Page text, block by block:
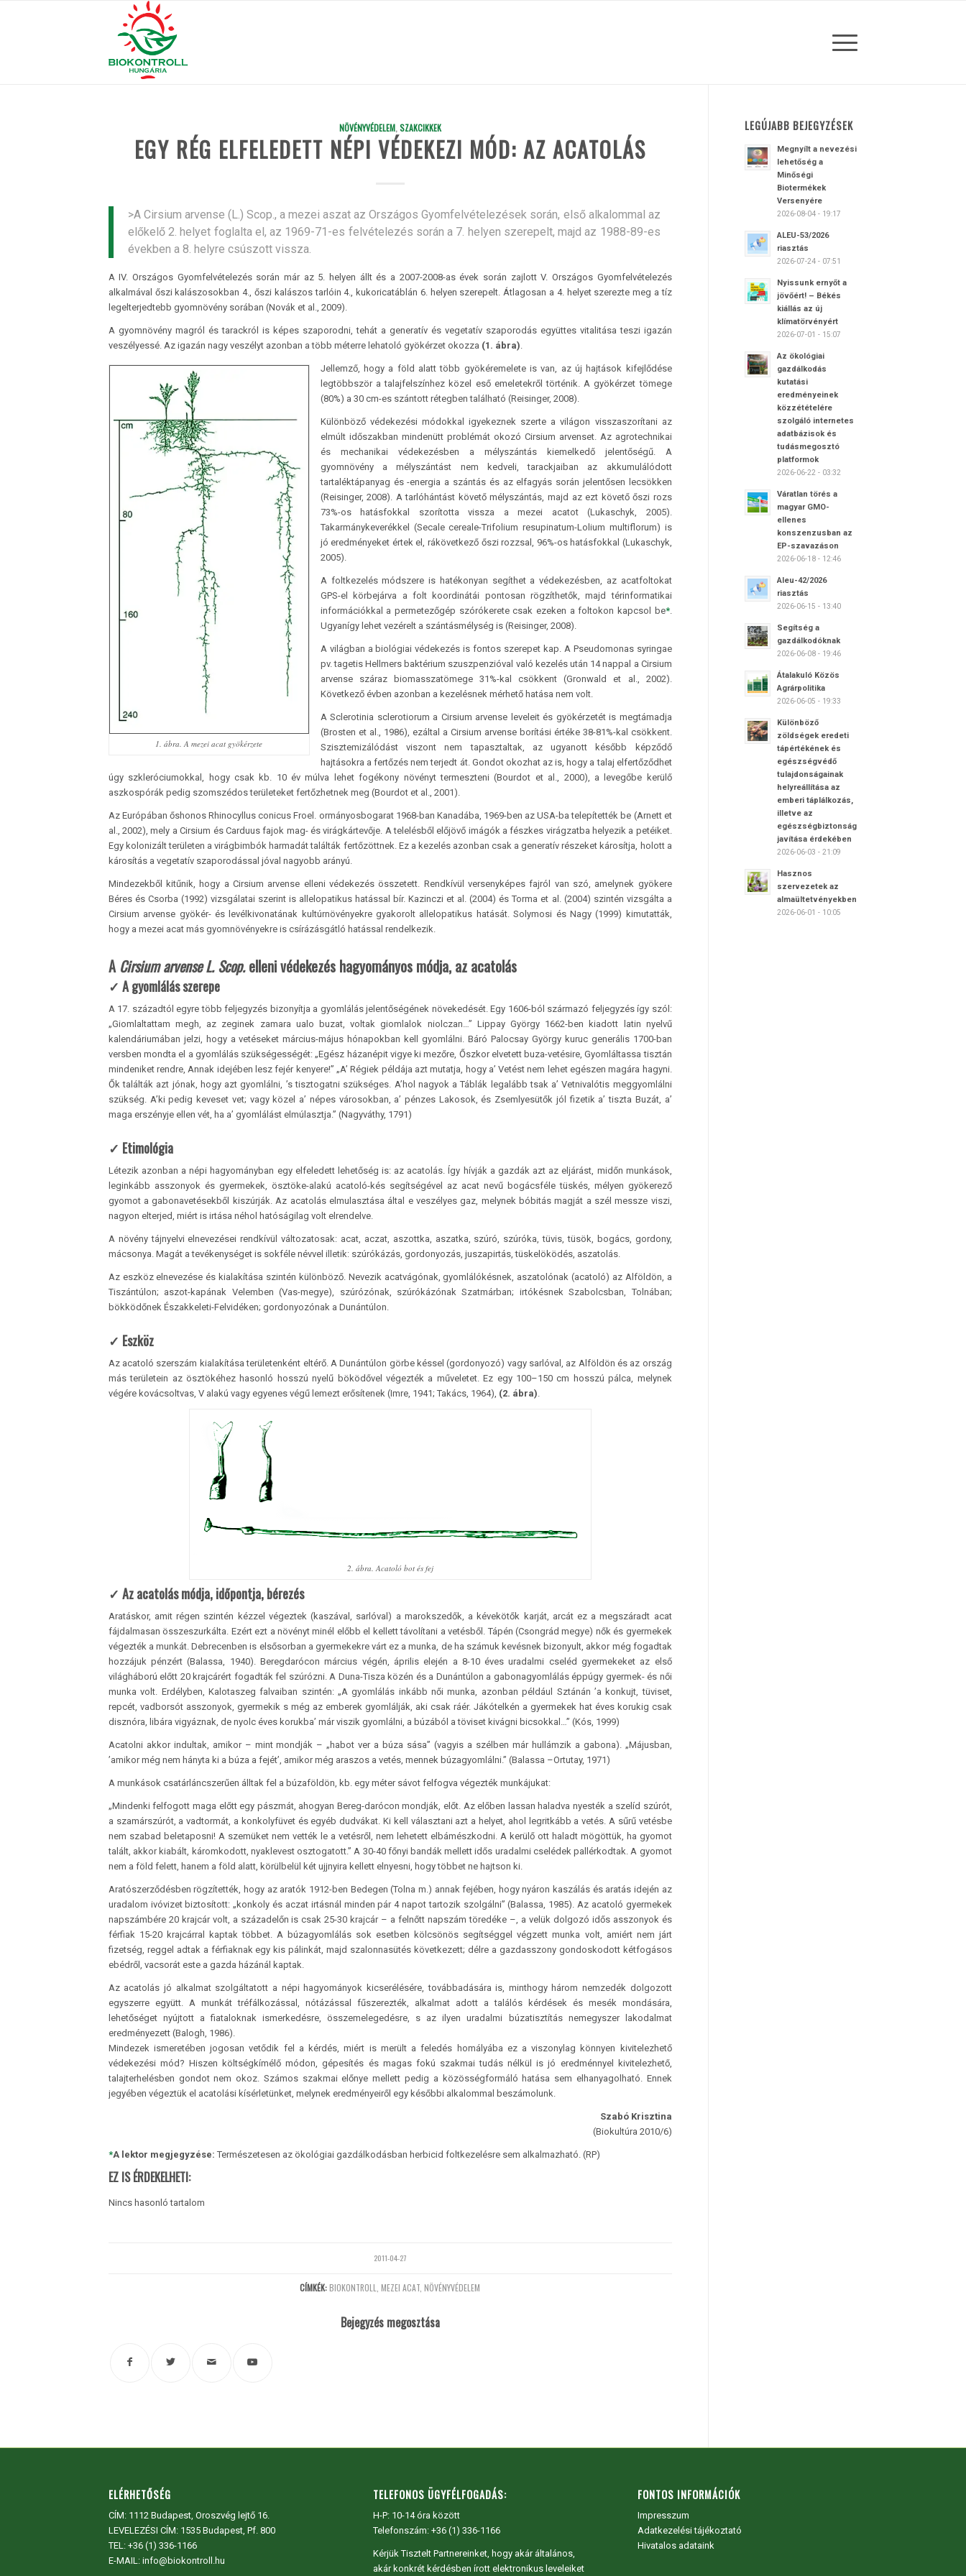
NÖVÉNYVÉDELEM, SZAKCIKKEK
EGY RÉG ELFELEDETT NÉPI VÉDEKEZI MÓD: AZ ACATOLÁS
>A Cirsium arvense (L.) Scop., a mezei aszat az Országos Gyomfelvételezések során, első alkalommal az
előkelő 2. helyet foglalta el, az 1969-71-es felvételezés során a 7. helyen szerepelt, majd az 1988-89-es
években a 8. helyre csúszott vissza.
A IV. Országos Gyomfelvételezés során már az 5. helyen állt és a 2007-2008-as évek során zajlott V. Országos Gyomfelvételezés
alkalmával őszi kalászosokban 4., őszi kalászos tarlóin 4., kukoricatáblán 6. helyen szerepelt. Átlagosan a 4. helyet szerezte meg a tíz
legelterjedtebb gyomnövény sorában (Novák et al., 2009).
A gyomnövény magról és tarackról is képes szaporodni, tehát a generatív és vegetatív szaporodás együttes vitalitása teszi igazán
veszélyessé. Az igazán nagy veszélyt azonban a több méterre lehatoló gyökérzet okozza (1. ábra)
1. ábra. A mezei acat gyökérzete
Jellemző, hogy a föld alatt több gyökéremelete is van, az új hajtások kifejlődése
legtöbbször a talajfelszínhez közel eső emeletekről történik. A gyökérzet tömege
(80%) a 30 cm-es szántott rétegben található (Reisinger, 2008).
Különböző védekezési módokkal igyekeznek szerte a világon visszaszorítani az
elmúlt időszakban mindenütt problémát okozó Cirsium arvenset. Az agrotechnikai
és mechanikai védekezésben a mélyszántás kiemelkedő jelentőségű. A
gyomnövény a mélyszántást nem kedveli, tarackjaiban az akkumulálódott
tartaléktápanyag és -energia a szántás és az elfagyás során jelentősen lecsökken
(Reisinger, 2008). A tarlóhántást követő mélyszántás, majd az ezt követő őszi rozs
73%-os hatásfokkal szorította vissza a mezei acatot (Lukaschyk, 2005).
Takarmánykeverékkel (Secale cereale-Trifolium resupinatum-Lolium multiflorum) is
jó eredményeket értek el, rákövetkező őszi rozzsal, 96%-os hatásfokkal (Lukaschyk,
2005).
A foltkezelés módszere is hatékonyan segíthet a védekezésben, az acatfoltokat
GPS-el körbejárva a folt koordinátái pontosan rögzíthetők, majd térinformatikai
információkkal a permetezőgép szórókerete csak ezeken a foltokon kapcsol be*.
Ugyanígy lehet vezérelt a szántásmélység is (Reisinger, 2008).
A világban a biológiai védekezés is fontos szerepet kap. A Pseudomonas syringae
pv. tagetis Hellmers baktérium szuszpenzióval való kezelés után 14 nappal a Cirsium
arvense száraz biomasszatömege 31%-kal csökkent (Gronwald et al., 2002).
Következő évben azonban a kezelésnek mérhető hatása nem volt.
A Sclerotinia sclerotiorum a Cirsium arvense leveleit és gyökérzetét is megtámadja
(Brosten et al., 1986), ezáltal a Cirsium arvense borítási értéke 38-81%-kal csökkent.
Szisztemizálódást viszont nem tapasztaltak, az ugyanott később képződő
hajtásokra a fertőzés nem terjedt át. Gondot okozhat az is, hogy a talaj elfertőződhet
úgy szkleróciumokkal, hogy csak kb. 10 év múlva lehet fogékony növényt termeszteni (Bourdot et al., 2000), a levegőbe kerülő
aszkospórák pedig szomszédos területeket fertőzhetnek meg (Bourdot et al., 2001).
Az Európában őshonos Rhinocyllus conicus Froel. ormányosbogarat 1968-ban Kanadába, 1969-ben az USA-ba telepítették be (Arnett et
al., 2002), mely a Cirsium és Carduus fajok mag- és virágkártevője. A telelésből előjövő imágók a fészkes virágzatba helyezik a petéiket.
Egy kolonizált területen a virágbimbók harmadát találták fertőzöttnek. Ez a kezelés azonban csak a generatív részeket károsítja, holott a
károsítás a vegetatív szaporodással jóval nagyobb arányú.
Mindezekből kitűnik, hogy a Cirsium arvense elleni védekezés összetett. Rendkívül versenyképes fajról van szó, amelynek gyökere
Béres és Csorba (1992) vizsgálatai szerint is allelopatikus hatással bír. Kazinczi et al. (2004) és Torma et al. (2004) szintén vizsgálta a
Cirsium arvense gyökér- és levélkivonatának kultúrnövényekre gyakorolt allelopatikus hatását. Solymosi és Nagy (1999) kimutatták,
hogy a mezei acat más gyomnövényekre is csírázásgátló hatással rendelkezik.
ACirsium arvense L. Scop.elleni védekezés hagyományos módja, az acatolás
✓ A gyomlálás szerepe
A 17. századtól egyre több feljegyzés bizonyítja a gyomlálás jelentőségének növekedését. Egy 1606-ból származó feljegyzés így szól:
„Giomlaltattam megh, az zeginek zamara ualo buzat, voltak giomlalok niolczan…” Lippay György 1662-ben kiadott latin nyelvű
kalendáriumában jelzi, hogy a vetéseket március-május hónapokban kell gyomlálni. Báró Palocsay György kuruc generális 1700-ban
versben mondta el a gyomlálás szükségességét: „Egész házanépit vigye ki mezőre, Őszkor elvetett buza-vetésire, Gyomláltassa tisztán
mindeniket rendre, Annak idejében lesz fejér kenyere!” „A’ Régiek példája azt mutatja, hogy a’ Vetést nem lehet egészen magára hagyni.
Ők találták azt jónak, hogy azt gyomlálni, ’s tisztogatni szükséges. A’hol nagyok a Táblák legalább tsak a’ Vetnivalótis meggyomlálni
szükség. A’ki pedig keveset vet; vagy közel a’ népes városokban, a’ pénzes Lakosok, és Zsemlyesütők jól fizetik a’ tiszta Buzát, a’
maga erszényje ellen vét, ha a’ gyomlálást elmúlasztja.” (Nagyváthy, 1791)
✓ Etimológia
Létezik azonban a népi hagyományban egy elfeledett lehetőség is: az acatolás. Így hívják a gazdák azt az eljárást, midőn munkások,
leginkább asszonyok és gyermekek, ösztöke-alakú acatoló-kés segítségével az acat nevű bogácsféle tüskés, mélyen gyökerező
gyomot a gabonavetésekből kiszúrják. Az acatolás elmulasztása által e veszélyes gaz, melynek bóbitás magját a szél messze viszi,
nagyon elterjed, miért is irtása néhol hatóságilag volt elrendelve.
A növény tájnyelvi elnevezései rendkívül változatosak: acat, aczat, aszottka, aszatka, szúró, szúróka, tüvis, tüsök, bogács, gordony,
mácsonya. Magát a tevékenységet is sokféle névvel illetik: szúrókázás, gordonyozás, juszapirtás, tüskelöködés, aszatolás.
Az eszköz elnevezése és kialakítása szintén különböző. Nevezik acatvágónak, gyomlálókésnek, aszatolónak (acatoló) az Alföldön, a
Tiszántúlon; aszot-kapának Velemben (Vas-megye), szúrózónak, szúrókázónak Szatmárban; irtókésnek Szabolcsban, Tolnában;
bökködőnek Északkeleti-Felvidéken; gordonyozónak a Dunántúlon.
✓ Eszköz
Az acatoló szerszám kialakítása területenként eltérő. A Dunántúlon görbe késsel (gordonyozó) vagy sarlóval, az Alföldön és az ország
más területein az ösztökéhez hasonló hosszú nyelű böködővel végezték a műveletet. Ez egy 100–150 cm hosszú pálca, melynek
végére kovácsoltvas, V alakú vagy egyenes végű lemezt erősítenek (Imre, 1941; Takács, 1964), (2. ábra).
2. ábra. Acatoló bot és fej
✓ Az acatolás módja, időpontja, bérezés
Aratáskor, amit régen szintén kézzel végeztek (kaszával, sarlóval) a marokszedők, a kévekötők karját, arcát ez a megszáradt acat
fájdalmasan összeszurkálta. Ezért ezt a növényt minél előbb el kellett távolítani a vetésből. Tápén (Csongrád megye) nők és gyermekek
végezték a munkát. Debrecenben is elsősorban a gyermekekre várt ez a munka, de ha számuk kevésnek bizonyult, akkor még fogadtak
hozzájuk pénzért (Balassa, 1940). Beregdarócon március végén, április elején a 8-10 éves uradalmi cseléd gyermekeket az első
világháború előtt 20 krajcárért fogadták fel szúrózni. A Duna-Tisza közén és a Dunántúlon a gabonagyomlálás éppúgy gyermek- és női
munka volt. Erdélyben, Kalotaszeg falvaiban szintén: „A gyomlálás inkább női munka, azonban például Sztánán ’a konkujt, tüviset,
repcét, vadborsót asszonyok, gyermekik s még az emberek gyomlálják, aki csak ráér. Jákótelkén a gyermekek hat éves korukig csak
disznóra, libára vigyáznak, de nyolc éves korukba’ már viszik gyomlálni, a búzából a töviset kivágni bicsokkal…” (Kós, 1999)
Acatolni akkor indultak, amikor – mint mondják – „habot ver a búza sása” (vagyis a szélben már hullámzik a gabona). „Májusban,
’amikor még nem hányta ki a búza a fejét’, amikor még araszos a vetés, mennek búzagyomlálni.” (Balassa –Ortutay, 1971)
A munkások csatárláncszerűen álltak fel a búzaföldön, kb. egy méter sávot felfogva végezték munkájukat:
„Mindenki felfogott maga előtt egy pászmát, ahogyan Bereg-darócon mondják, előt. Az előben lassan haladva nyesték a szelíd szúrót,
a szamárszúrót, a vadtormát, a konkolyfüvet és egyéb dudvákat. Ki kell választani azt a helyet, ahol legritkább a vetés. A sűrű vetésbe
nem szabad beletaposni! A szemüket nem vették le a vetésről, nem lehetett elbámészkodni. A kerülő ott haladt mögöttük, ha gyomot
talált, akkor kiabált, káromkodott, nyaklevest osztogatott.” A 30-40 főnyi bandák mellett idős uradalmi cselédek pallérkodtak. A gyomot
nem a föld felett, hanem a föld alatt, körülbelül két ujjnyira kellett elnyesni, hogy többet ne hajtson ki.
Aratószerződésben rögzítették, hogy az aratók 1912-ben Bedegen (Tolna m.) annak fejében, hogy nyáron kaszálás és aratás idején az
uradalom ivóvizet biztosított: „konkoly és aczat irtásnál minden pár 4 napot tartozik szolgálni” (Balassa, 1985). Az acatoló gyermekek
napszámbére 20 krajcár volt, a századelőn is csak 25-30 krajcár – a felnőtt napszám töredéke –, a velük dolgozó idős asszonyok és
férfiak 15-20 krajcárral kaptak többet. A búzagyomlálás sok esetben kölcsönös segítséggel végzett munka volt, amiért nem járt
fizetség, reggel adtak a férfiaknak egy kis pálinkát, majd szalonnasütés következett; délre a gazdasszony gondoskodott kétfogásos
ebédről, vacsorát este a gazda házánál kaptak.
Az acatolás jó alkalmat szolgáltatott a népi hagyományok kicserélésére, továbbadására is, minthogy három nemzedék dolgozott
egyszerre együtt. A munkát tréfálkozással, nótázással fűszerezték, alkalmat adott a találós kérdések és mesék mondására,
lehetőséget nyújtott a fiataloknak ismerkedésre, összemelegedésre, s az ilyen uradalmi búzatisztítás nemegyszer lakodalmat
eredményezett (Balogh, 1986).
Mindezek ismeretében jogosan vetődik fel a kérdés, miért is merült a feledés homályába ez a viszonylag könnyen kivitelezhető
védekezési mód? Hiszen költségkímélő módon, gépesítés és magas fokú szakmai tudás nélkül is jó eredménnyel kivitelezhető,
talajterhelésben gondot nem okoz. Számos szakmai előnye mellett pedig a közösségformáló hatása sem elhanyagolható. Ennek
jegyében végeztük el acatolási kísérletünket, melynek eredményeiről egy későbbi alkalommal beszámolunk.
Szabó Krisztina
(Biokultúra 2010/6)
*A lektor megjegyzése: Természetesen az ökológiai gazdálkodásban herbicid foltkezelésre sem alkalmazható. (RP)
EZ IS ÉRDEKELHETI:
Nincs hasonló tartalom
2011-04-27
CÍMKÉK: BIOKONTROLL MEZEI ACAT NÖVÉNYVÉDELEM
Bejegyzés megosztása
LEGÚJABB BEJEGYZÉSEK
Megnyílt a nevezési
lehetőség a
Minőségi
Biotermékek
Versenyére
2026-08-04 - 19:17
ALEU-53/2026
riasztás
2026-07-24 - 07:51
Nyissunk ernyőt a
jövőért! – Békés
kiállás az új
klímatörvényért
2026-07-01 - 15:07
Az ökológiai
gazdálkodás
kutatási
eredményeinek
közzétételére
szolgáló internetes
adatbázisok és
tudásmegosztó
platformok
2026-06-22 - 03:32
Váratlan törés a
magyar GMO-
ellenes
konszenzusban az
EP-szavazáson
2026-06-18 - 12:46
Aleu-42/2026
riasztás
2026-06-15 - 13:40
Segítség a
gazdálkodóknak
2026-06-08 - 19:46
Átalakuló Közös
Agrárpolitika
2026-06-05 - 19:33
Különböző
zöldségek eredeti
tápértékének és
egészségvédő
tulajdonságainak
helyreállítása az
emberi táplálkozás,
illetve az
egészségbiztonság
javítása érdekében
2026-06-03 - 21:09
Hasznos
szervezetek az
almaültetvényekben
2026-06-01 - 10:05
ELÉRHETŐSÉG
CÍM: 1112 Budapest, Oroszvég lejtő 16.
LEVELEZÉSI CÍM: 1535 Budapest, Pf. 800
TEL: +36 (1) 336-1166
E-MAIL: info@biokontroll.hu
TELEFONOS ÜGYFÉLFOGADÁS:
H-P: 10-14 óra között
Telefonszám: +36 (1) 336-1166
Kérjük Tisztelt Partnereinket, hogy akár általános,
akár konkrét kérdésben írott elektronikus leveleiket
FONTOS INFORMÁCIÓK
Impresszum
Adatkezelési tájékoztató
Hivatalos adataink